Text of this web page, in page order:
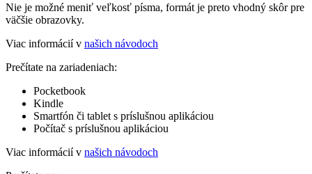
Nie je možné meniť veľkosť písma, formát je preto vhodný skôr pre
väčšie obrazovky.
Viac informácií v našich návodoch
Prečítate na zariadeniach:
Pocketbook
Kindle
Smartfón či tablet s príslušnou aplikáciou
Počítač s príslušnou aplikáciou
Viac informácií v našich návodoch